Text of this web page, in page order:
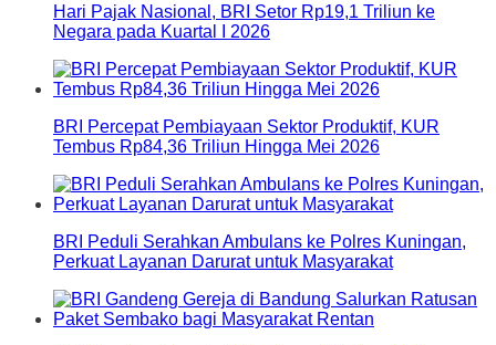
Hari Pajak Nasional, BRI Setor Rp19,1 Triliun ke
Negara pada Kuartal I 2026
BRI Percepat Pembiayaan Sektor Produktif, KUR
Tembus Rp84,36 Triliun Hingga Mei 2026
BRI Peduli Serahkan Ambulans ke Polres Kuningan,
Perkuat Layanan Darurat untuk Masyarakat